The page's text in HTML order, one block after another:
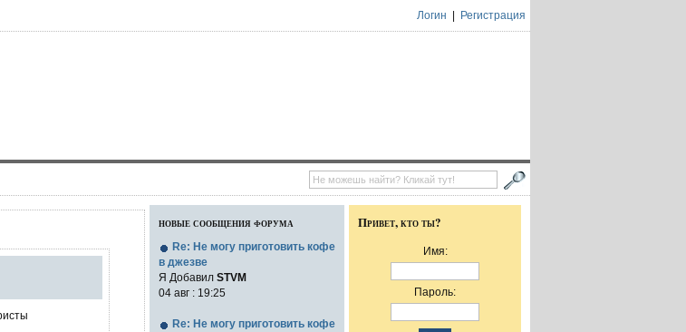
Логин Регистрация
новые сообщения форума
Re: Не могу приготовить кофе
в джезве
Я Добавил STVM
04 авг : 19:25
Re: Не могу приготовить кофе
Привет, кто ты?
Имя:
Пароль: